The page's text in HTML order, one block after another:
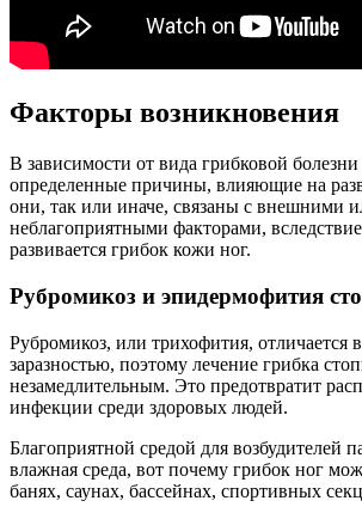
Факторы возникновения
В зависимости от вида грибковой
определенные причины, влияющие на
они, так или иначе, связаны с внешними
неблагоприятными факторами,
развивается грибок кожи ног.
Рубромикоз и эпидермофития
Рубромикоз, или трихофития, отличается
заразностью, поэтому лечение грибка
незамедлительным. Это предотвратит
инфекции среди здоровых людей.
Благоприятной средой для возбудителей
влажная среда, вот почему грибок ног
банях, саунах, бассейнах, спортивных